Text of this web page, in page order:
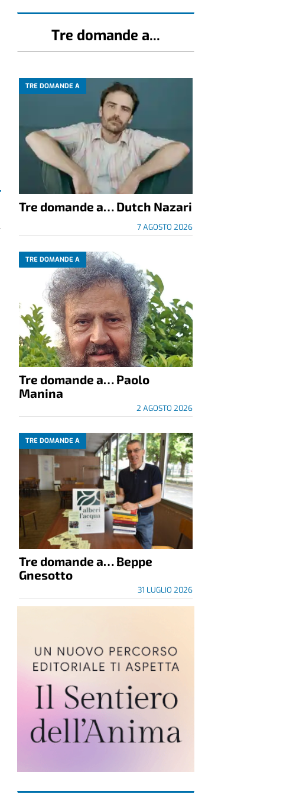
Tre domande a...
TRE DOMANDE A
Tre domande a… Dutch Nazari
7 AGOSTO 2026
TRE DOMANDE A
Tre domande a… Paolo
Manina
2 AGOSTO 2026
TRE DOMANDE A
Tre domande a… Beppe
Gnesotto
31 LUGLIO 2026